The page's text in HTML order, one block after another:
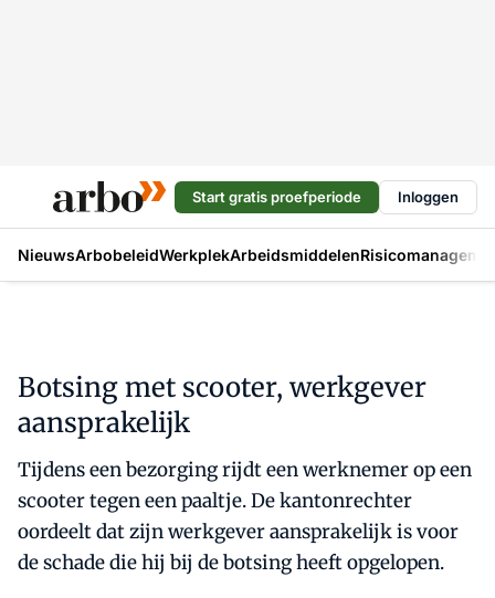
Start gratis proefperiode Inloggen
NieuwsArbobeleidWerkplekArbeidsmiddelen
Botsing met scooter, werkgever
aansprakelijk
Tijdens een bezorging rijdt een werknemer op een
scooter tegen een paaltje. De kantonrechter
oordeelt dat zijn werkgever aansprakelijk is voor
de schade die hij bij de botsing heeft opgelopen.